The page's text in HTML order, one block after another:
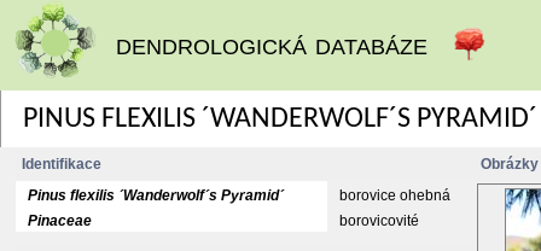
dendrologická databáze
PINUS FLEXILIS ´WANDERWOLF´S
Obrázky
Identifikace
Pinus flexilis ´Wanderwolf´s Pyramid´
borovice ohebná
Pinaceae
borovicovité